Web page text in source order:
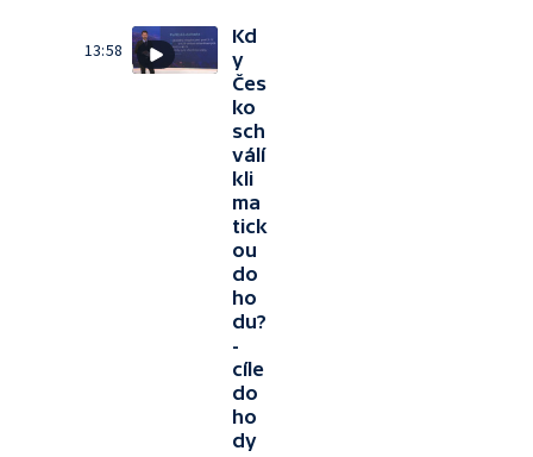
13:58
Kd
y
Čes
ko
sch
válí
kli
ma
tick
ou
do
ho
du?
-
cíle
do
ho
dy